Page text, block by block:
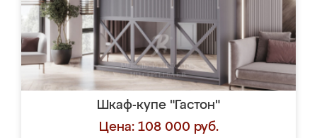
Шкаф-купе "Гастон"
Цена: 108 000 руб.